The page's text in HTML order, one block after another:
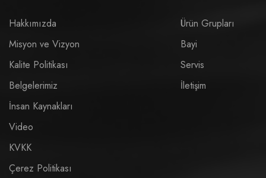
Hakkımızda
Misyon ve Vizyon
Kalite Politikası
Belgelerimiz
İnsan Kaynakları
Video
KVKK
Çerez Politikası
Ürün Grupları
Bayi
Servis
İletişim